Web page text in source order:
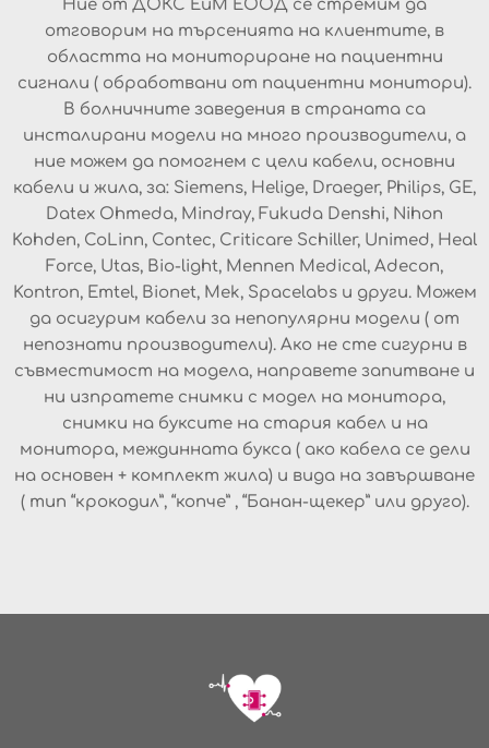
Ние от ДОКС ЕиМ ЕООД се стремим да
отговорим на търсенията на клиентите, в
областта на мониториране на пациентни
сигнали ( обработвани от пациентни монитори).
В болничните заведения в страната са
инсталирани модели на много производители, а
ние можем да помогнем с цели кабели, основни
кабели и жила, за: Siemens, Helige, Draeger, Philips, GE,
Datex Ohmeda, Mindray, Fukuda Denshi, Nihon
Kohden, CoLinn, Contec, Criticare Schiller, Unimed, Heal
Force, Utas, Bio-light, Mennen Medical, Adecon,
Kontron, Emtel, Bionet, Mek, Spacelabs и други. Можем
да осигурим кабели за непопулярни модели ( от
непознати производители). Ако не сте сигурни в
съвместимост на модела, направете запитване и
ни изпратете снимки с модел на монитора,
снимки на буксите на стария кабел и на
монитора, междинната букса ( ако кабела се дели
на основен + комплект жила) и вида на завършване
( тип “крокодил”, “копче” , “Банан-щекер” или друго).